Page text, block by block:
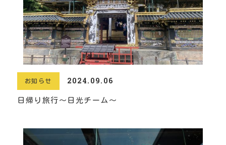
お知らせ 2024.09.06
日帰り旅行～日光チーム～